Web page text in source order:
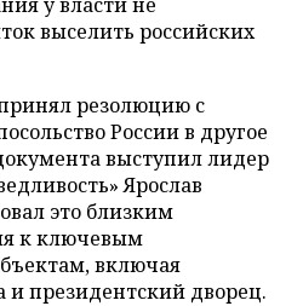
выселить российских
резолюцию с
России в другое
выступил лидер
Ярослав
это близким
к ключевым
включая
президентский дворец.